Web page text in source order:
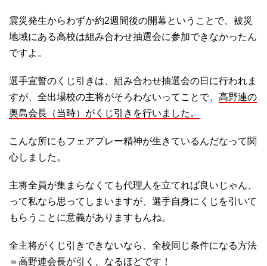
震災発生からわずか約2週間後の開幕ということで、被災
地域にある高校は組み合わせ抽選会に参加できなかったん
ですよ。
選手宣誓のくじ引きは、組み合わせ抽選会の日に行われま
すが、全出場校の主将がそろわないってことで、 高野連の
奥島会長（当時）がくじ引きを行いました。
こんな所にもフェアプレー精神が生きているんだなって関
心しました。
主将全員が集まらなくても代理人を立てれば良いじゃん、
って私なら思ってしまいますが、選手自身にくじを引いて
もらうことに意義がありますもんね。
全主将がくじ引きできないなら、全校同じ条件になる方法
＝高野連会長が引く、なるほどです！